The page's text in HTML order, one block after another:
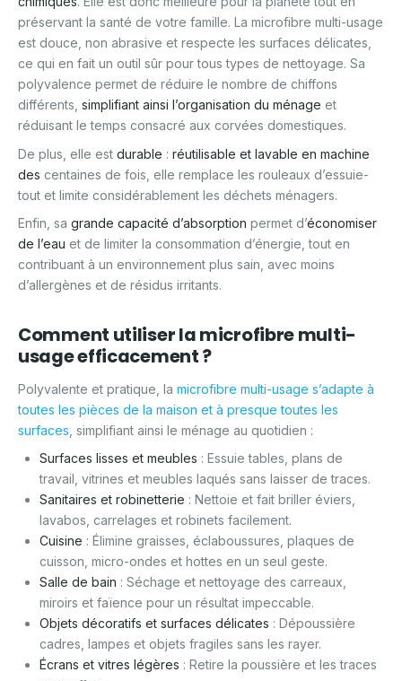
préservant la santé de votre famille. La microfibre multi-usage
est douce, non abrasive et respecte les surfaces délicates,
ce qui en fait un outil sûr pour tous types de nettoyage. Sa
polyvalence permet de réduire le nombre de chiffons
différents, simplifiant ainsi l’organisation du ménage et
réduisant le temps consacré aux corvées domestiques.
De plus, elle est durable : réutilisable et lavable en machine
des centaines de fois, elle remplace les rouleaux d’essuie-
tout et limite considérablement les déchets ménagers.
Enfin, sa grande capacité d’absorption permet d’économiser
de l’eau et de limiter la consommation d’énergie, tout en
contribuant à un environnement plus sain, avec moins
d’allergènes et de résidus irritants.
Comment utiliser la microfibre multi-
usage efficacement ?
Polyvalente et pratique, la microfibre multi-usage s’adapte à
toutes les pièces de la maison et à presquetoutes les
surfaces , simplifiant ainsi le ménage au quotidien :
Surfaces lisses et meubles : Essuie tables, plans de
travail, vitrines et meubles laqués sans laisser de traces.
Sanitaires et robinetterie : Nettoie et fait briller éviers,
lavabos, carrelages et robinets facilement.
Cuisine : Élimine graisses, éclaboussures, plaques de
cuisson, micro-ondes et hottes en un seul geste.
Salle de bain : Séchage et nettoyage des carreaux,
miroirs et faïence pour un résultat impeccable.
Objets décoratifs et surfaces délicates : Dépoussière
cadres, lampes et objets fragiles sans les rayer.
Écrans et vitres légères : Retire la poussière et les traces